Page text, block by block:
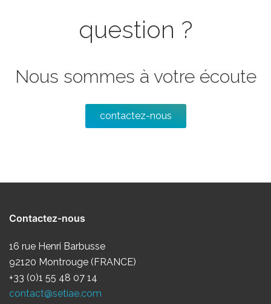
question ?
Nous sommes à votre écoute
contactez-nous
Contactez-nous
16 rue Henri Barbusse
92120 Montrouge (FRANCE)
+33 (0)1 55 48 07 14
contact@setiae.com